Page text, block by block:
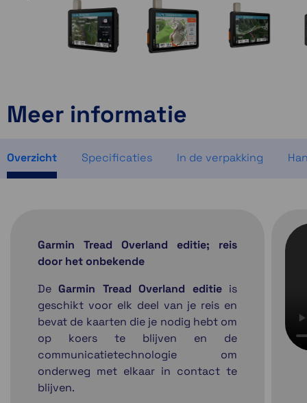
Meer informatie
Overzicht Specificaties In de verpakking
Garmin Tread Overland editie; reis
door het onbekende
DeGarmin Tread Overland editieis
geschikt voor elk deel van je reis en
bevat de kaarten die je nodig hebt om
op koers te blijven en de
communicatietechnologie om
onderweg met elkaar in contact te
blijven.